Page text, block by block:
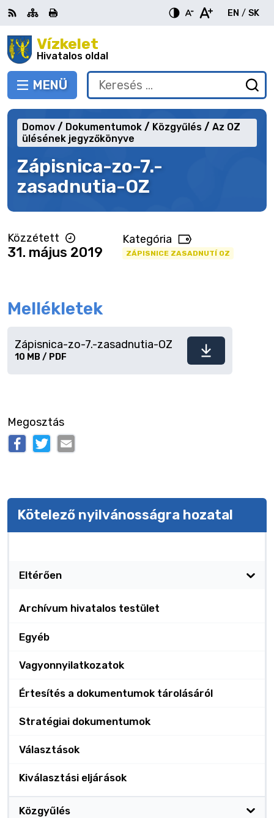
Ugrás
a
tartalomraVízkelet
Hivatalos oldal
VÁLTÁS
MENÜ
RSS Oldaltérkép
Nyomtatás
EN
English
/ SK
Keresés:
be
a
Zápisnica-zo-7.-
zasadnutia-OZ
Domov Dokumentumok Közgyűlés
Az OZ
ülésének jegyzőkönyve
Közzétett
31. május 2019
Kategória
ZÁPISNICE ZASADNUTÍ OZ
Mellékletek
Fájl
Zápisnica-zo-7.-zasadnutia-OZ
10 MB / PDF
Megosztás
Kötelező nyilvánosságra hozatal
Eltérően
Archívum hivatalos testület
Egyéb
Vagyonnyilatkozatok
Értesítés a dokumentumok tárolásáról
Stratégiai dokumentumok
Választások
Kiválasztási eljárások
Közgyűlés